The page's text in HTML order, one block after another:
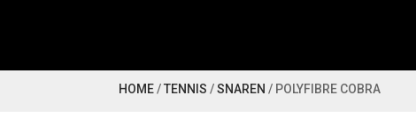
HOME/TENNIS /SNAREN / POLYFIBRE COBRA